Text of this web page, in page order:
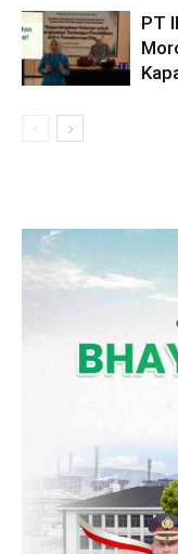
PT